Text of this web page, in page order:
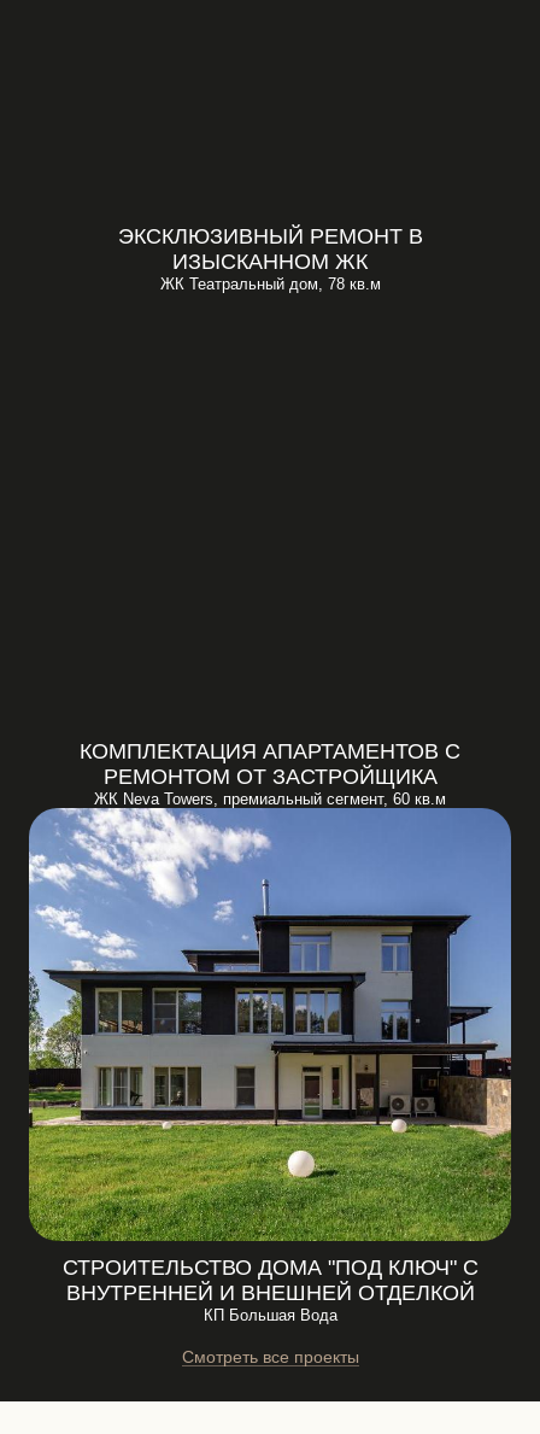
ЭКСКЛЮЗИВНЫЙ РЕМОНТ В
ИЗЫСКАННОМ ЖК
ЖК Театральный дом, 78 кв.м
КОМПЛЕКТАЦИЯ АПАРТАМЕНТОВ С
РЕМОНТОМ ОТ ЗАСТРОЙЩИКА
ЖК Neva Towers, премиальный сегмент, 60 кв.м
СТРОИТЕЛЬСТВО ДОМА "ПОД КЛЮЧ" С
ВНУТРЕННЕЙ И ВНЕШНЕЙ ОТДЕЛКОЙ
КП Большая Вода
Смотреть все проекты